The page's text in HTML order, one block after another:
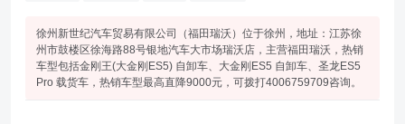
徐州新世纪汽车贸易有限公司（福田瑞沃）位于徐州，地址：江苏徐
州市鼓楼区徐海路88号银地汽车大市场瑞沃店，主营福田瑞沃，热销
车型包括金刚王(大金刚ES5) 自卸车、大金刚ES5 自卸车、圣龙ES5
Pro 载货车，热销车型最高直降9000元，可拨打4006759709咨询。